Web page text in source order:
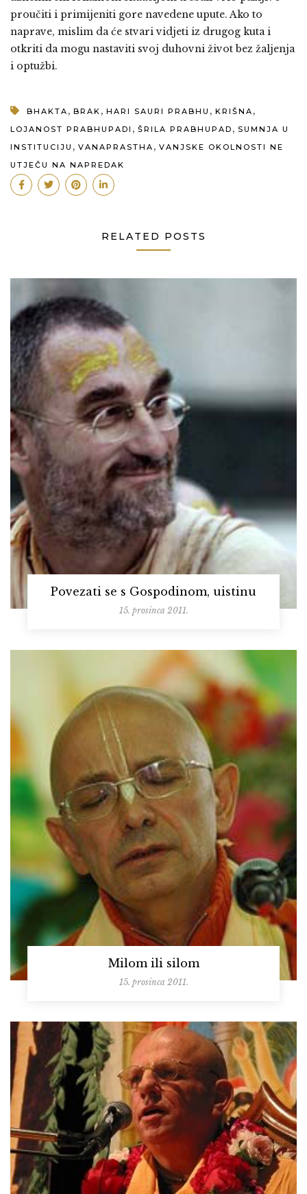
proučiti i primijeniti gore navedene upute. Ako to
naprave, mislim da će stvari vidjeti iz drugog kuta i
otkriti da mogu nastaviti svoj duhovni život bez žaljenja
i optužbi.
BHAKTA , BRAK , HARI SAURI PRABHU , KRIŠNA ,
LOJANOST PRABHUPADI , ŠRILA PRABHUPAD , SUMNJA U
INSTITUCIJU , VANAPRASTHA , VANJSKE OKOLNOSTI NE
UTJEČU NA NAPREDAK
RELATED POSTS
Povezati se s Gospodinom, uistinu
15. prosinca 2011.
Milom ili silom
15. prosinca 2011.